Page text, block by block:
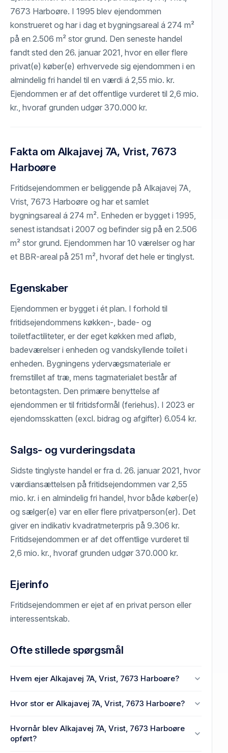
7673 Harboøre. I 1995 blev ejendommen
konstrueret og har i dag et bygningsareal á 274 m²
på en 2.506 m² stor grund. Den seneste handel
fandt sted den 26. januar 2021, hvor en eller flere
privat(e) køber(e) erhvervede sig ejendommen i en
almindelig fri handel til en værdi á 2,55 mio. kr.
Ejendommen er af det offentlige vurderet til 2,6 mio.
kr., hvoraf grunden udgør 370.000 kr.
Fakta om Alkajavej 7A, Vrist, 7673
Harboøre
Fritidsejendommen er beliggende på Alkajavej 7A,
Vrist, 7673 Harboøre og har et samlet
bygningsareal á 274 m². Enheden er bygget i 1995,
senest istandsat i 2007 og befinder sig på en 2.506
m² stor grund. Ejendommen har 10 værelser og har
et BBR-areal på 251 m², hvoraf det hele er tinglyst.
Egenskaber
Ejendommen er bygget i ét plan. I forhold til
fritidsejendommens køkken-, bade- og
toiletfactiliteter, er der eget køkken med afløb,
badeværelser i enheden og vandskyllende toilet i
enheden. Bygningens ydervægsmateriale er
fremstillet af træ, mens tagmaterialet består af
betontagsten. Den primære benyttelse af
ejendommen er til fritidsformål (feriehus). I 2023 er
ejendomsskatten (excl. bidrag og afgifter) 6.054 kr.
Salgs- og vurderingsdata
Sidste tinglyste handel er fra d. 26. januar 2021, hvor
værdiansættelsen på fritidsejendommen var 2,55
mio. kr. i en almindelig fri handel, hvor både køber(e)
og sælger(e) var en eller flere privatperson(er). Det
giver en indikativ kvadratmeterpris på 9.306 kr.
Fritidsejendommen er af det offentlige vurderet til
2,6 mio. kr., hvoraf grunden udgør 370.000 kr.
Ejerinfo
Fritidsejendommen er ejet af en privat person eller
interessentskab.
Ofte stillede spørgsmål
Hvem ejer Alkajavej 7A, Vrist, 7673 Harboøre?
Hvor stor er Alkajavej 7A, Vrist, 7673 Harboøre?
Enhedens BBR-areal er 251 m² på Alkajavej 7A,
Vrist, 7673 Harboøre.
Hvornår blev Alkajavej 7A, Vrist, 7673 Harboøre
opført?